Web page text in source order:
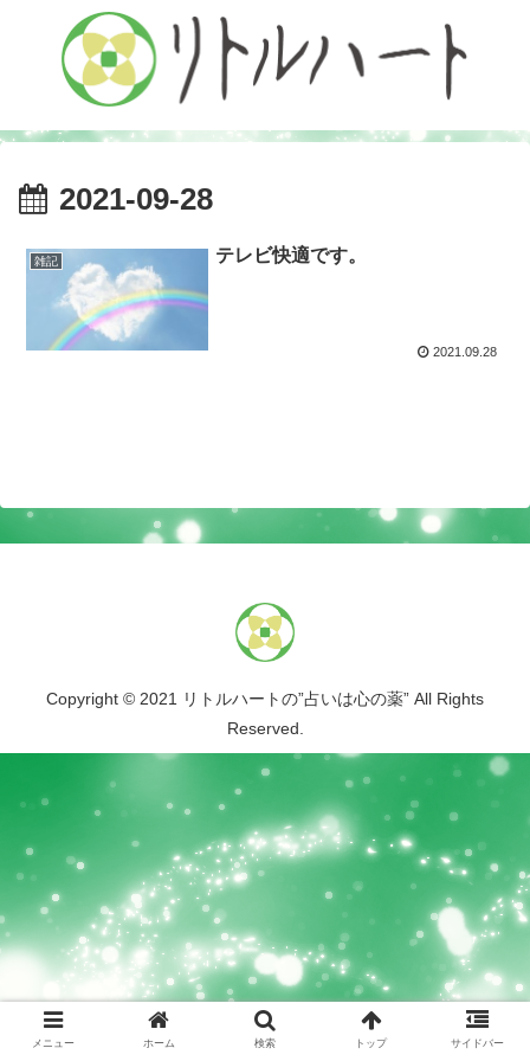
2021-09-28
雑記 テレビ快適です。
2021.09.28
Copyright © 2021 リトルハートの”占いは心の薬” All Rights
Reserved.
メニュー ホーム 検索 トップ サイドバー